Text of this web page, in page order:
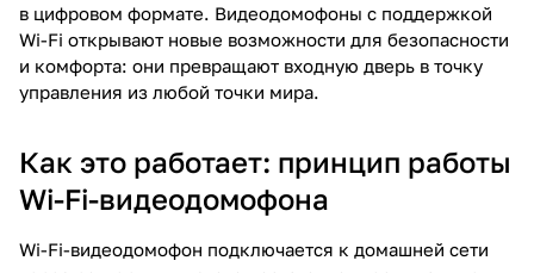
в цифровом формате. Видеодомофоны с поддержкой
Wi-Fi открывают новые возможности для безопасности
и комфорта: они превращают входную дверь в точку
управления из любой точки мира.
Как это работает: принцип работы
Wi-Fi-видеодомофона
Wi-Fi-видеодомофон подключается к домашней сети